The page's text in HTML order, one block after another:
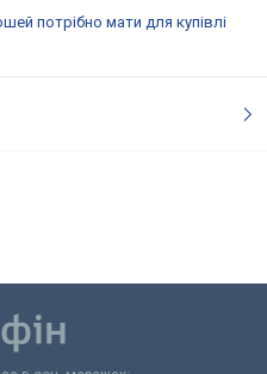
потрібно мати для купівлі